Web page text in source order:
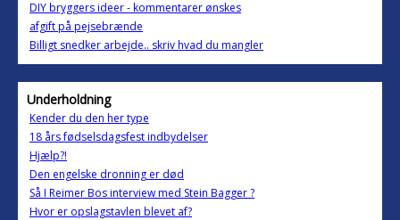
DIY bryggers ideer - kommentarer ønskes
afgift på pejsebrænde
Billigt snedker arbejde.. skriv hvad du mangler
Underholdning
Kender du den her type
18 års fødselsdagsfest indbydelser
Hjælp?!
Den engelske dronning er død
Så I Reimer Bos interview med Stein Bagger ?
Hvor er opslagstavlen blevet af?